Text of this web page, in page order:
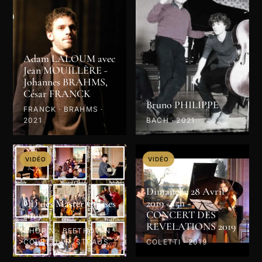
Adam LALOUM avec
Jean MOUILLÈRE -
Johannes BRAHMS,
César FRANCK
FRANCK · BRAHMS ·
2021
Bruno PHILIPPE
BACH · 2021
VIDÉO
CD des Master Classes
2019
CHOPIN · BEETHOVEN ·
COLETTI · R. STRAUSS
· PROKOFIEV · MOZART
VIDÉO
Dimanche 28 Avril
2019 - 15h -
CONCERT DES
REVELATIONS 2019
COLETTI · 2019